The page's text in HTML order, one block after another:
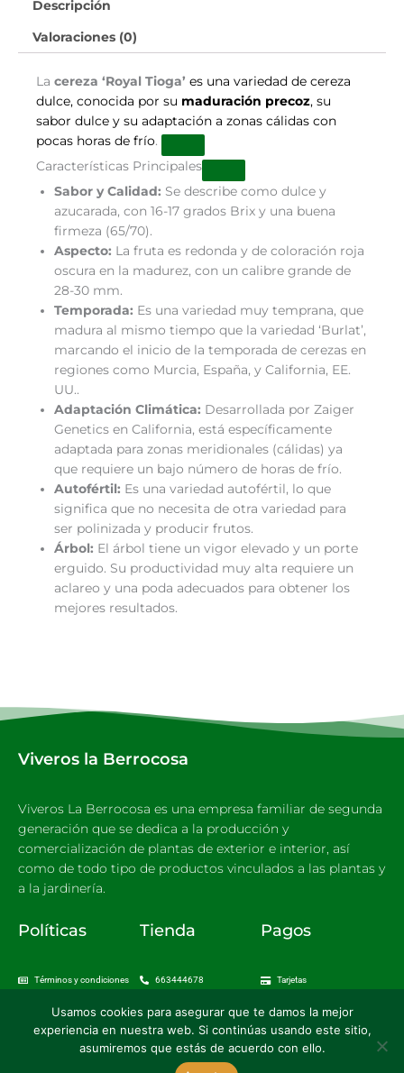
Descripción
Valoraciones (0)
La cereza ‘Royal Tioga’ es una variedad de cereza
dulce, conocida por su maduración precoz, su
sabor dulce y su adaptación a zonas cálidas con
pocas horas de frío.
Características Principales
Sabor y Calidad: Se describe como dulce y
azucarada, con 16-17 grados Brix y una buena
firmeza (65/70).
Aspecto: La fruta es redonda y de coloración roja
oscura en la madurez, con un calibre grande de
28-30 mm.
Temporada: Es una variedad muy temprana, que
madura al mismo tiempo que la variedad ‘Burlat’,
marcando el inicio de la temporada de cerezas en
regiones como Murcia, España, y California, EE.
UU..
Adaptación Climática: Desarrollada por Zaiger
Genetics en California, está específicamente
adaptada para zonas meridionales (cálidas) ya
que requiere un bajo número de horas de frío.
Autofértil: Es una variedad autofértil, lo que
significa que no necesita de otra variedad para
ser polinizada y producir frutos.
Árbol: El árbol tiene un vigor elevado y un porte
erguido. Su productividad muy alta requiere un
aclareo y una poda adecuados para obtener los
mejores resultados.
Viveros la Berrocosa
Viveros La Berrocosa es una empresa familiar de segunda
generación que se dedica a la producción y
comercialización de plantas de exterior e interior, así
como de todo tipo de productos vinculados a las plantas y
a la jardinería.
Políticas
Términos y condiciones
Política de privacidad
Política de Cookies
Tienda
663444678
Cambios y devoluciones
Pagos
Tarjetas
Sítio Seguro
Usamos cookies para asegurar que te damos la mejor
experiencia en nuestra web. Si continúas usando este sitio,
asumiremos que estás de acuerdo con ello.